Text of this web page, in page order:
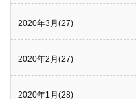
2020年3月(27)
2020年2月(27)
2020年1月(28)